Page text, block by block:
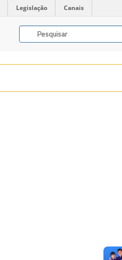
Legislação Canais